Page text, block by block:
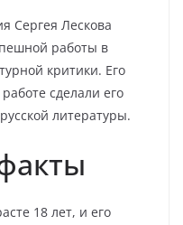
Сергея Лескова
работы в
критики. Его
сделали его
литературы.
18 лет, и его